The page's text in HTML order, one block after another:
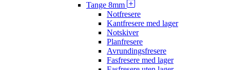
Tange 8mm
Notfresere
Kantfresere med lager
Notskiver
Planfresere
Avrundingsfresere
Fasfresere med lager